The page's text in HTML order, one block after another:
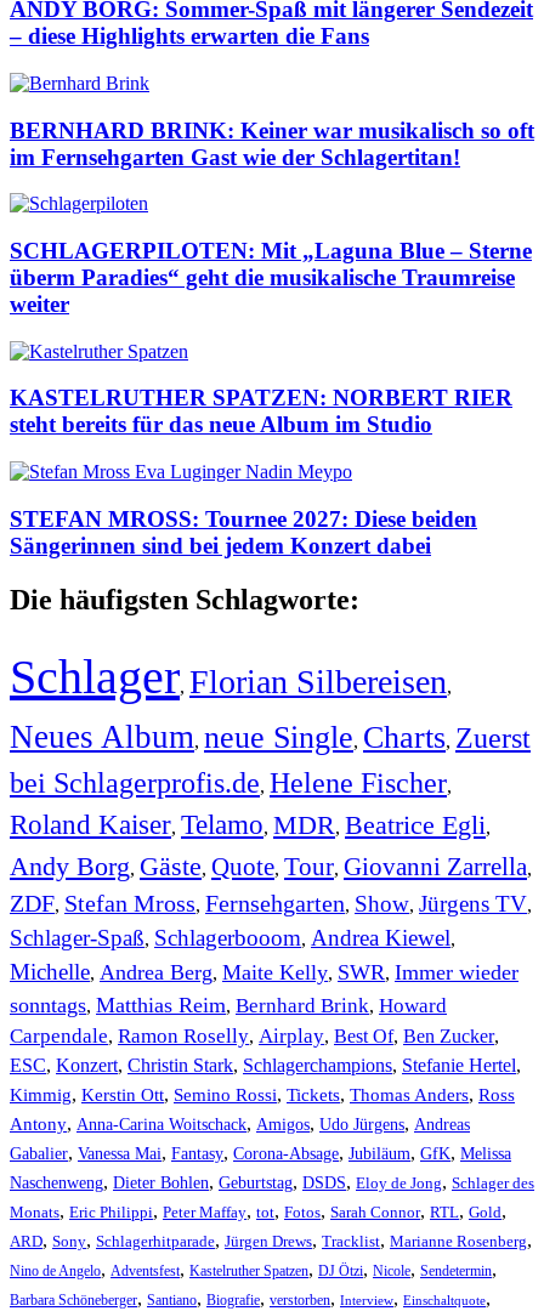
ANDY BORG: Sommer-Spaß mit längerer Sendezeit
– diese Highlights erwarten die Fans
BERNHARD BRINK: Keiner war musikalisch so oft
im Fernsehgarten Gast wie der Schlagertitan!
SCHLAGERPILOTEN: Mit „Laguna Blue – Sterne
überm Paradies“ geht die musikalische Traumreise
weiter
KASTELRUTHER SPATZEN: NORBERT RIER
steht bereits für das neue Album im Studio
STEFAN MROSS: Tournee 2027: Diese beiden
Sängerinnen sind bei jedem Konzert dabei
Die häufigsten Schlagworte:
Schlager, Florian Silbereisen,
Neues Album, neue Single, Charts, Zuerst
bei Schlagerprofis.de, Helene Fischer,
Roland Kaiser, Telamo, MDR, Beatrice Egli,
Andy Borg, Gäste, Quote, Tour, Giovanni Zarrella,
ZDF, Stefan Mross, Fernsehgarten, Show, Jürgens TV,
Schlager-Spaß, Schlagerbooom, Andrea Kiewel,
Michelle, Andrea Berg, Maite Kelly, SWR, Immer wieder
sonntags, Matthias Reim, Bernhard Brink, Howard
Carpendale, Ramon Roselly, Airplay, Best Of, Ben Zucker,
ESC, Konzert, Christin Stark, Schlagerchampions, Stefanie Hertel,
Kimmig, Kerstin Ott, Semino Rossi, Tickets, Thomas Anders, Ross
Antony, Anna-Carina Woitschack, Amigos, Udo Jürgens, Andreas
Gabalier, Vanessa Mai, Fantasy, Corona-Absage, Jubiläum, GfK, Melissa
Naschenweng, Dieter Bohlen, Geburtstag, DSDS, Eloy de Jong, Schlager des
Monats, Eric Philippi, Peter Maffay, tot, Fotos, Sarah Connor, RTL, Gold,
ARD, Sony, Schlagerhitparade, Jürgen Drews, Tracklist, Marianne Rosenberg,
Nino de Angelo, Adventsfest, Kastelruther Spatzen, DJ Ötzi, Nicole, Sendetermin,
Barbara Schöneberger, Santiano, Biografie, verstorben, Interview, Einschaltquote,